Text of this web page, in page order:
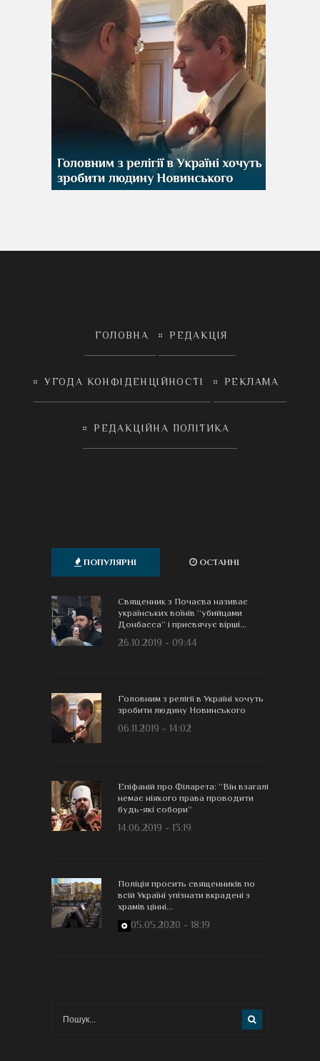
ГОЛОВНА РЕДАКЦІЯ
УГОДА КОНФІДЕНЦІЙНОСТІ РЕКЛАМА
РЕДАКЦІЙНА ПОЛІТИКА
ПОПУЛЯРНІ ОСТАННІ
Священник з Почаєва називає
українських воїнів “убийцами
Донбасса” і присвячує вірші...
26.10.2019 - 09:44
Головним з релігії в Україні хочуть
зробити людину Новинського
06.11.2019 - 14:02
Епіфаній про Філарета: “Він взагалі
немає ніякого права проводити
будь-які собори”
14.06.2019 - 13:19
Поліція просить священників по
всій Україні упізнати вкрадені з
храмів цінні...
05.05.2020 - 18:19